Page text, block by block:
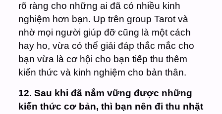
rõ ràng cho những ai đã có nhiều kinh
nghiệm hơn bạn. Up trên group Tarot và
nhờ mọi người giúp đỡ cũng là một cách
hay ho, vừa có thể giải đáp thắc mắc cho
bạn vừa là cơ hội cho bạn tiếp thu thêm
kiến thức và kinh nghiệm cho bản thân.
12. Sau khi đã nắm vững được những
kiến thức cơ bản, thì bạn nên đi thu nhặt